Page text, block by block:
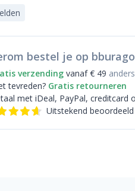
bestel je op
verzending vanaf € 49
tevreden? Gratis retourneren
met iDeal, PayPal, creditcard
Uitstekend